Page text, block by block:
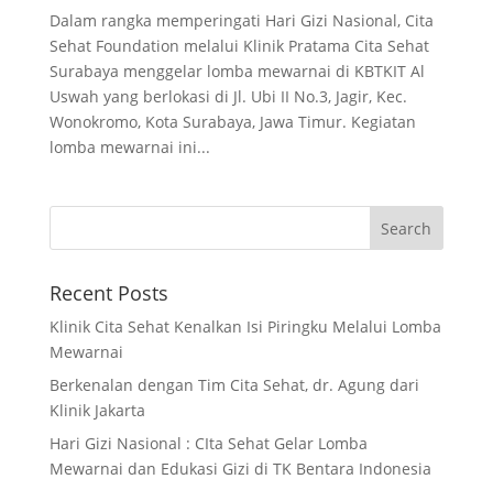
Dalam rangka memperingati Hari Gizi Nasional, Cita
Sehat Foundation melalui Klinik Pratama Cita Sehat
Surabaya menggelar lomba mewarnai di KBTKIT Al
Uswah yang berlokasi di Jl. Ubi II No.3, Jagir, Kec.
Wonokromo, Kota Surabaya, Jawa Timur. Kegiatan
lomba mewarnai ini...
Recent Posts
Klinik Cita Sehat Kenalkan Isi Piringku Melalui Lomba
Mewarnai
Berkenalan dengan Tim Cita Sehat, dr. Agung dari
Klinik Jakarta
Hari Gizi Nasional : CIta Sehat Gelar Lomba
Mewarnai dan Edukasi Gizi di TK Bentara Indonesia